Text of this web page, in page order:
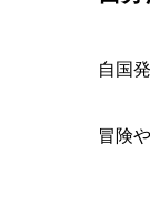
自国
冒険